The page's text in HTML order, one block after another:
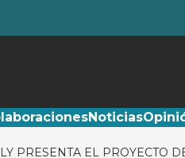
Noticias
PRESENTA EL PROYECTO